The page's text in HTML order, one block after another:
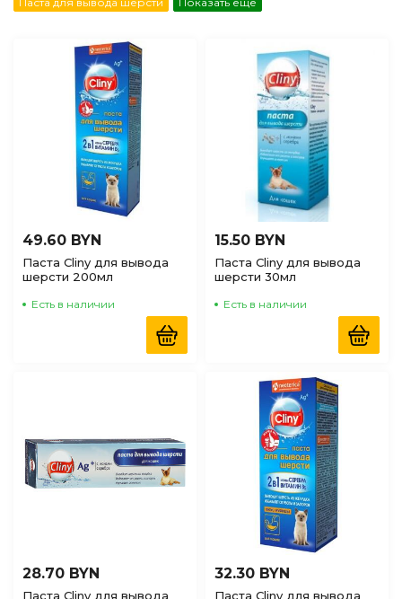
49.60 BYN
Паста Cliny для вывода
шерсти 200мл
Есть в наличии
15.50 BYN
Паста Cliny для вывода
шерсти 30мл
Есть в наличии
28.70 BYN
Паста Cliny для вывода
32.30 BYN
Паста Cliny для вывода